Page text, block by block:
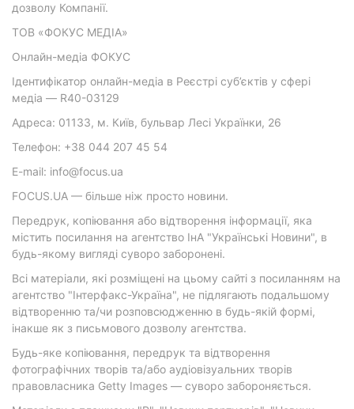
дозволу Компанії.
ТОВ «ФОКУС МЕДІА»
Онлайн-медіа ФОКУС
Ідентифікатор онлайн-медіа в Реєстрі суб’єктів у сфері
медіа — R40-03129
Адреса: 01133, м. Київ, бульвар Лесі Українки, 26
Телефон: +38 044 207 45 54
E-mail: info@focus.ua
FOCUS.UA — більше ніж просто новини.
Передрук, копіювання або відтворення інформації, яка
містить посилання на агентство ІнА "Українські Новини", в
будь-якому вигляді суворо заборонені.
Всі матеріали, які розміщені на цьому сайті з посиланням на
агентство "Інтерфакс-Україна", не підлягають подальшому
відтворенню та/чи розповсюдженню в будь-якій формі,
інакше як з письмового дозволу агентства.
Будь-яке копіювання, передрук та відтворення
фотографічних творів та/або аудіовізуальних творів
правовласника Getty Images — суворо забороняється.